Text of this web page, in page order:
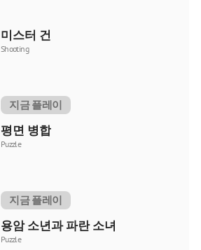
미스터 건
Shooting
지금 플레이
평면 병합
Puzzle
지금 플레이
용암 소년과 파란 소녀
Puzzle